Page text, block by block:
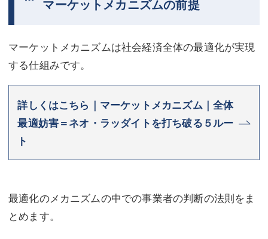
東京事務所 (新宿・四谷)
埼玉事務所 (さいたま市)
埼玉事務所 (さいたま市)
川口事務所（埼玉県川口市）
マーケットメカニズムの前提
マーケットメカニズムは社会経済全体の最適化が実現
する仕組みです。
詳しくはこちら｜マーケットメカニズム｜全体
最適妨害＝ネオ・ラッダイトを打ち破る５ルー
ト
最適化のメカニズムの中での事業者の判断の法則をま
とめます。